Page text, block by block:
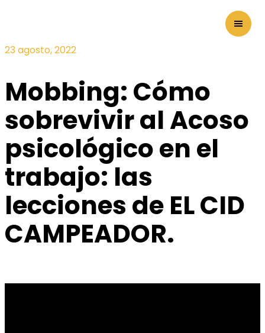
23 agosto, 2022
Mobbing: Cómo
sobrevivir al Acoso
psicológico en el
trabajo: las
lecciones de EL CID
CAMPEADOR.